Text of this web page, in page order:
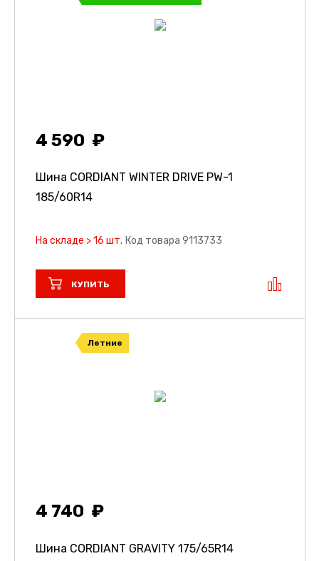
4 590
Шина CORDIANT WINTER DRIVE PW-1
185/60R14
На складе > 16 шт. Код товара 9113733
КУПИТЬ
Летние
4 740
Шина CORDIANT GRAVITY 175/65R14